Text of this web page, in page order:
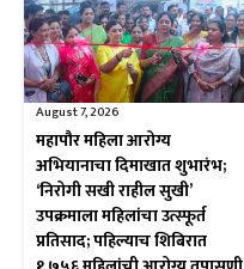
August 7, 2026
महापौर महिला आरोग्य
अभियानाचा दिमाखात शुभारंभ;
‘निरोगी सखी राहील सुखी’
उपक्रमाला महिलांचा उत्स्फूर्त
प्रतिसाद; पहिल्याच शिबिरात